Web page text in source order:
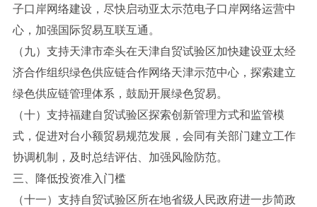
子口岸网络建设，尽快启动亚太示范电子口岸网络运营中
心，加强国际贸易互联互通。
（九）支持天津市牵头在天津自贸试验区加快建设亚太经
济合作组织绿色供应链合作网络天津示范中心，探索建立
绿色供应链管理体系，鼓励开展绿色贸易。
（十）支持福建自贸试验区探索创新管理方式和监管模
式，促进对台小额贸易规范发展，会同有关部门建立工作
协调机制，及时总结评估、加强风险防范。
三、降低投资准入门槛
（十一）支持自贸试验区所在地省级人民政府进一步简政